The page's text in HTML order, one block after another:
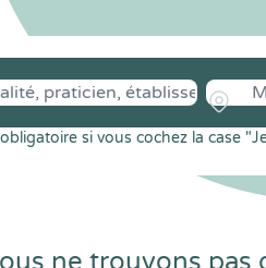
si vous cochez la case